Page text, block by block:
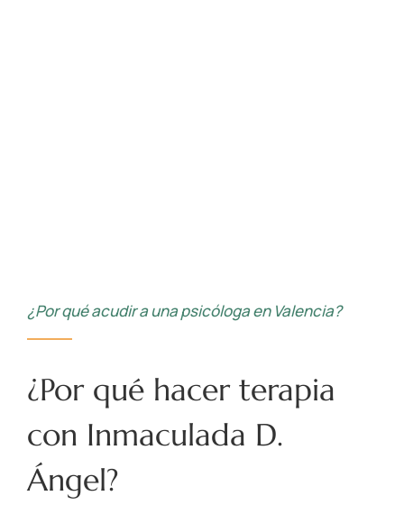
¿Por qué acudir a una psicóloga en Valencia?
¿Por qué hacer terapia
con Inmaculada D.
Ángel?